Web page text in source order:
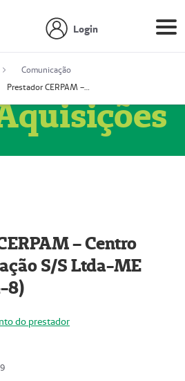
Login
Comunicação
Prestador CERPAM – Centro de Reabilitação S/S Ltda-ME (52004274-8)
– Centro
S/S Ltda-ME
8)
do prestador